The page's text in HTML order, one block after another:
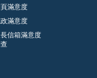
滿意度
滿意度
信箱滿意度